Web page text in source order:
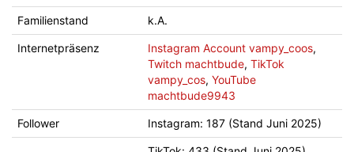
Familienstand k.A.
Internetpräsenz Instagram Account vampy_coos,
Twitch machtbude, TikTok
vampy_cos, YouTube
machtbude9943
Follower Instagram: 187 (Stand Juni 2025)